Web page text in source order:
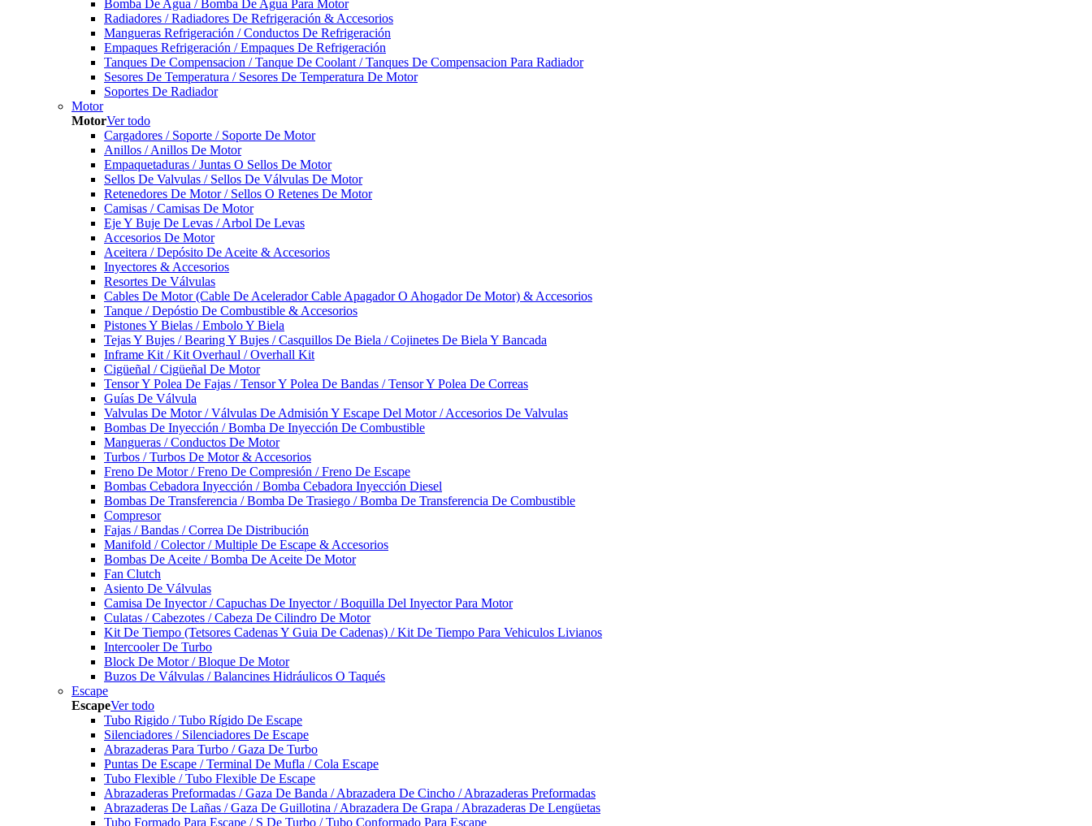
Bomba De Agua / Bomba De Agua Para Motor
Radiadores / Radiadores De Refrigeración & Accesorios
Mangueras Refrigeración / Conductos De Refrigeración
Empaques Refrigeración / Empaques De Refrigeración
Tanques De Compensacion / Tanque De Coolant / Tanques De Compensacion Para Radiador
Sesores De Temperatura / Sesores De Temperatura De Motor
Soportes De Radiador
Motor
MotorVer todo
Cargadores / Soporte / Soporte De Motor
Anillos / Anillos De Motor
Empaquetaduras / Juntas O Sellos De Motor
Sellos De Valvulas / Sellos De Válvulas De Motor
Retenedores De Motor / Sellos O Retenes De Motor
Camisas / Camisas De Motor
Eje Y Buje De Levas / Arbol De Levas
Accesorios De Motor
Aceitera / Depósito De Aceite & Accesorios
Inyectores & Accesorios
Resortes De Válvulas
Cables De Motor (Cable De Acelerador Cable Apagador O Ahogador De Motor) & Accesorios
Tanque / Depóstio De Combustible & Accesorios
Pistones Y Bielas / Embolo Y Biela
Tejas Y Bujes / Bearing Y Bujes / Casquillos De Biela / Cojinetes De Biela Y Bancada
Inframe Kit / Kit Overhaul / Overhall Kit
Cigüeñal / Cigüeñal De Motor
Tensor Y Polea De Fajas / Tensor Y Polea De Bandas / Tensor Y Polea De Correas
Guías De Válvula
Valvulas De Motor / Válvulas De Admisión Y Escape Del Motor / Accesorios De Valvulas
Bombas De Inyección / Bomba De Inyección De Combustible
Mangueras / Conductos De Motor
Turbos / Turbos De Motor & Accesorios
Freno De Motor / Freno De Compresión / Freno De Escape
Bombas Cebadora Inyección / Bomba Cebadora Inyección Diesel
Bombas De Transferencia / Bomba De Trasiego / Bomba De Transferencia De Combustible
Compresor
Fajas / Bandas / Correa De Distribución
Manifold / Colector / Multiple De Escape & Accesorios
Bombas De Aceite / Bomba De Aceite De Motor
Fan Clutch
Asiento De Válvulas
Camisa De Inyector / Capuchas De Inyector / Boquilla Del Inyector Para Motor
Culatas / Cabezotes / Cabeza De Cilindro De Motor
Kit De Tiempo (Tetsores Cadenas Y Guia De Cadenas) / Kit De Tiempo Para Vehiculos Livianos
Intercooler De Turbo
Block De Motor / Bloque De Motor
Buzos De Válvulas / Balancines Hidráulicos O Taqués
Escape
EscapeVer todo
Tubo Rigido / Tubo Rígido De Escape
Silenciadores / Silenciadores De Escape
Abrazaderas Para Turbo / Gaza De Turbo
Puntas De Escape / Terminal De Mufla / Cola Escape
Tubo Flexible / Tubo Flexible De Escape
Abrazaderas Preformadas / Gaza De Banda / Abrazadera De Cincho / Abrazaderas Preformadas
Abrazaderas De Lañas / Gaza De Guillotina / Abrazadera De Grapa / Abrazaderas De Lengüetas
Tubo Formado Para Escape / S De Turbo / Tubo Conformado Para Escape